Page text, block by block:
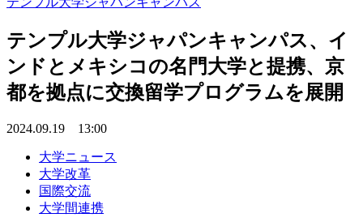
テンプル大学ジャパンキャンパス、イ
ンドとメキシコの名門大学と提携、京
都を拠点に交換留学プログラムを展開
2024.09.19 13:00
大学ニュース
大学改革
国際交流
大学間連携